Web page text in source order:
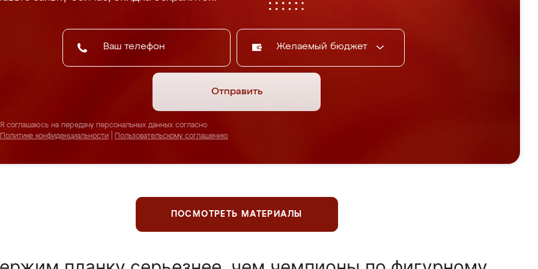
Желаемый бюджет
Отправить
Я соглашаюсь на передачу персональных данных согласно
Политике конфиденциальности
Пользовательскому соглашению
ПОСМОТРЕТЬ МАТЕРИАЛЫ